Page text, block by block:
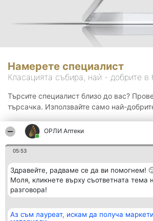
ОРЛИ Аптеки
05:53
Здравейте, радваме се да ви помогнем!
Моля, кликнете върху съответната тема
разговора!
Аз съм лауреат, искам да получа
Намерете специалист
Класацията събира, най - добрите в
Търсите специалист близо до вас?
търсачка. Използвайте само най-
Организатор на
Класация